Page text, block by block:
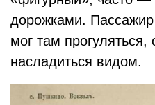
дорожками.
мог там прогуляться,
насладиться видом.